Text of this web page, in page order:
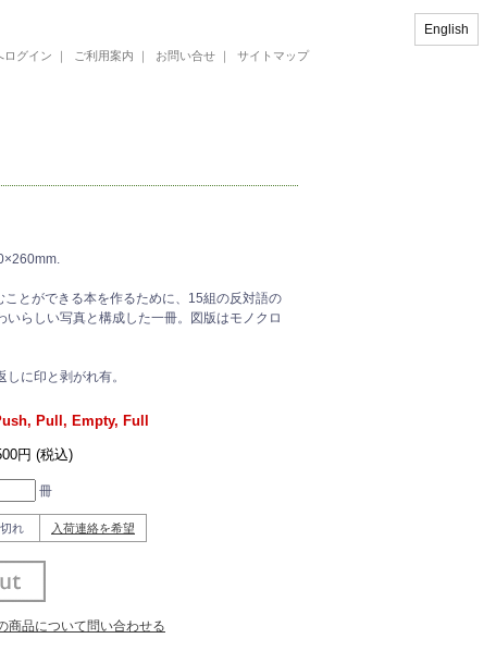
ログイン ｜ ご利用案内 ｜ お問い合せ ｜ サイトマップ
とができる本を作るために、15組の反対語の
らしい写真と構成した一冊。図版はモノクロ
に印と剥がれ有。
Pull, Empty, Full
円 (税込)
冊
れ 入荷連絡を希望
商品について問い合わせる
English